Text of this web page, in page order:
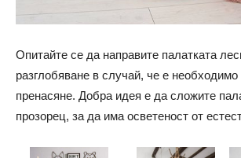
Опитайте се да направите палатката
разглобяване в случай, че е необходимо
пренасяне. Добра идея е да сложите
прозорец, за да има осветеност от